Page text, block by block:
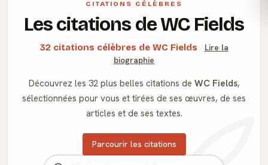
CITATIONS CÉLÈBRES
Les citations de WC Fields
32 citations célèbres de WC Fields
Lire la
biographie
Découvrez les 32 plus belles citations de WC Fields,
sélectionnées pour vous et tirées de ses œuvres, de ses
articles et de ses textes.
Parcourir les citations